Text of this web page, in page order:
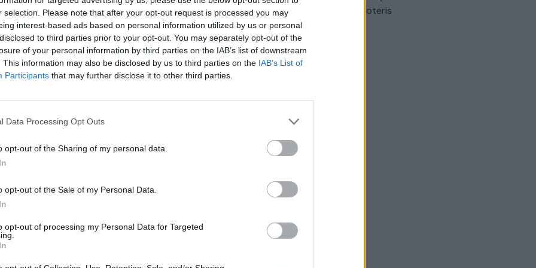
selection. Please note that after your opt-out request is processed you may
interest-based ads based on personal information utilized by us or personal
to third parties prior to your opt-out. You may separately opt-out of the
of your personal information by third parties on the IAB’s list of downstream
This information may also be disclosed by us to third parties on the IAB’s List of
Participants that may further disclose it to other third parties.
Data Processing Opt Outs
opt-out of the Sharing of my personal data.
opt-out of the Sale of my Personal Data.
opt-out of processing my Personal Data for Targeted
Karšta A. Kasparavičiaus ir Ž Pavilionio
diskusija: Rusija – Europos šeimos narė?
pradinukų
automobilis sužalojo dvi moteris
Žinios | Lietuvos diena